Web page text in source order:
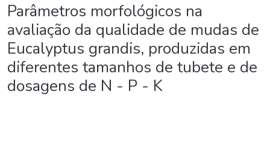
Parâmetros morfológicos na
avaliação da qualidade de mudas de
Eucalyptus grandis, produzidas em
diferentes tamanhos de tubete e de
dosagens de N - P - K